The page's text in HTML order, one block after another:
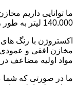
140.000 لیتر به طور روتاری و دوجداره در قالب های روش
اکستروژن با رنگ
مخازن افقی و عمودی
مواد اولیه مضاعف
ما در صورتی که شما